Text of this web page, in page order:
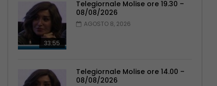
33:55
Telegiornale Molise ore 19.30 –
08/08/2026
AGOSTO 8, 2026
Telegiornale Molise ore 14.00 –
08/08/2026